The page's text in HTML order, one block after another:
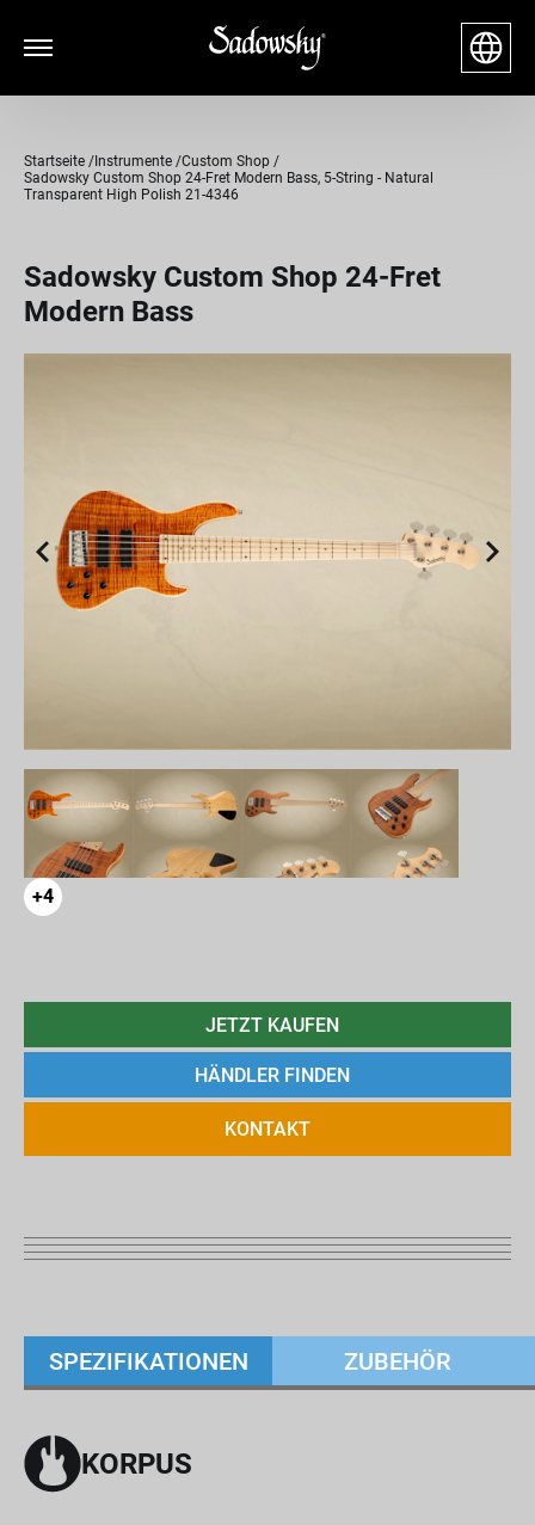
Startseite Instrumente Custom Shop
Sadowsky Custom Shop 24-Fret Modern Bass, 5-String - Natural
Transparent High Polish 21-4346
Sadowsky Custom Shop 24-Fret
Modern Bass
+4
JETZT KAUFEN
HÄNDLER FINDEN
KONTAKT
SPEZIFIKATIONEN ZUBEHÖR
KORPUS